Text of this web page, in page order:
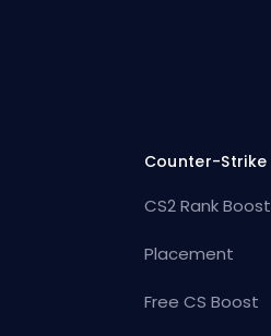
Counter-Strike
CS2 Rank Boost
Placement
Free CS Boost